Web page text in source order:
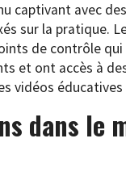
captivant avec
sur la pratique.
de contrôle
et ont accès à
vidéos éducatives
dans le